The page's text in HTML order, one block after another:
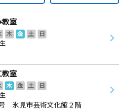
室
木 金 土
日
教室
木 金 土
日
氷見市芸術文化館２階